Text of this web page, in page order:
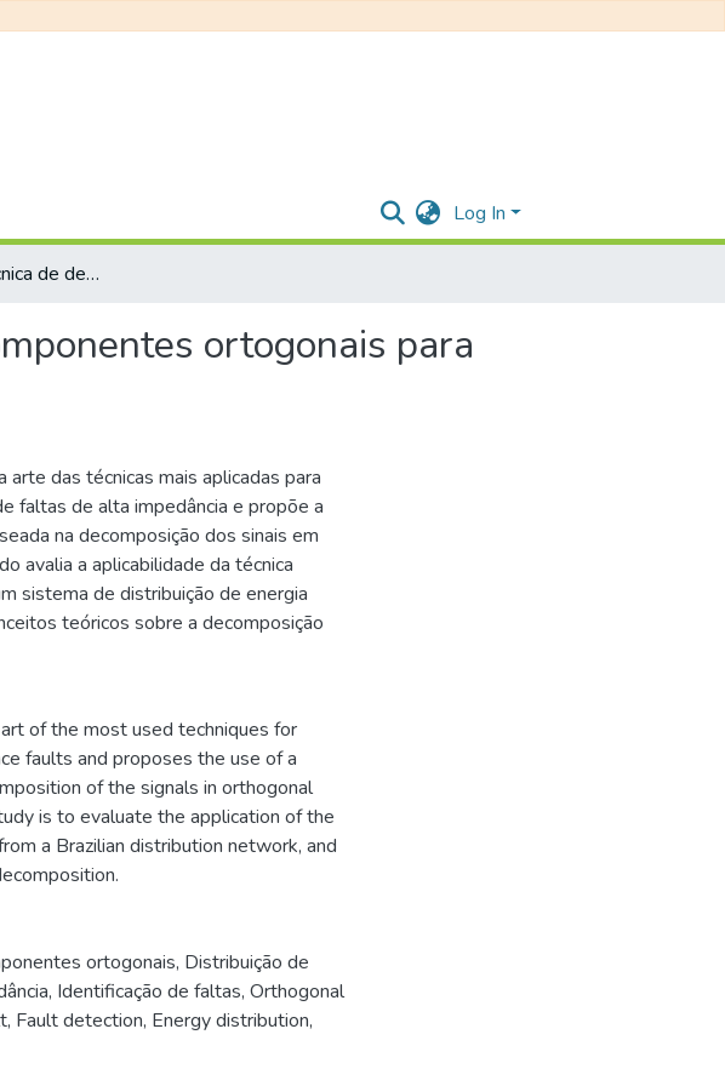
Log In
Avaliação da técnica de decomposição por componentes ortogonais para identificação de faltas de alta impedância
ortogonais para
das técnicas mais aplicadas para
faltas de alta impedância e propõe a
na decomposição dos sinais em
avalia a aplicabilidade da técnica
sistema de distribuição de energia
teóricos sobre a decomposição
of the most used techniques for
faults and proposes the use of a
of the signals in orthogonal
is to evaluate the application of the
a Brazilian distribution network, and
ortogonais, Distribuição de
, Identificação de faltas, Orthogonal
, Fault detection, Energy distribution,